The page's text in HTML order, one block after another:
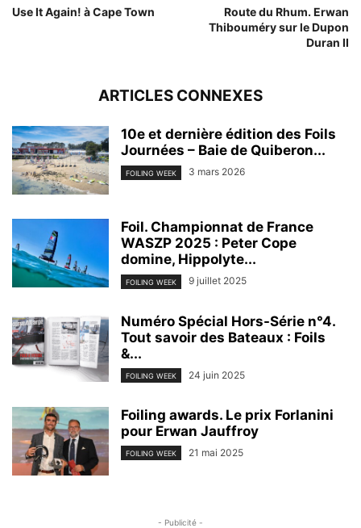
Use It Again! à Cape Town
Route du Rhum. Erwan
Thibouméry sur le Dupon
Duran II
ARTICLES CONNEXES
10e et dernière édition des Foils
Journées – Baie de Quiberon...
FOILING WEEK 3 mars 2026
Foil. Championnat de France
WASZP 2025 : Peter Cope
domine, Hippolyte...
FOILING WEEK 9 juillet 2025
Numéro Spécial Hors-Série n°4.
Tout savoir des Bateaux : Foils
&...
FOILING WEEK 24 juin 2025
Foiling awards. Le prix Forlanini
pour Erwan Jauffroy
FOILING WEEK 21 mai 2025
- Publicité -